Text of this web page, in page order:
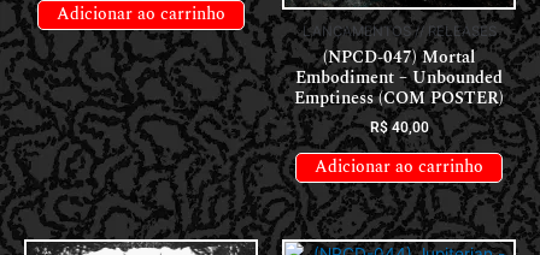
Adicionar ao carrinho
LANÇAMENTOS // RELEASES
(NPCD-047) Mortal
Embodiment – Unbounded
Emptiness (COM POSTER)
R$40,00
Adicionar ao carrinho